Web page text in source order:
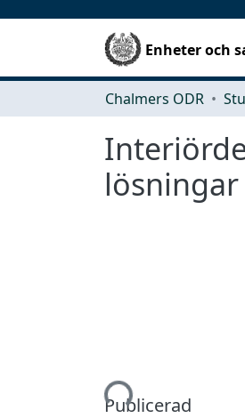
Enheter och
Chalmers ODR
Hämtar...Publicerad